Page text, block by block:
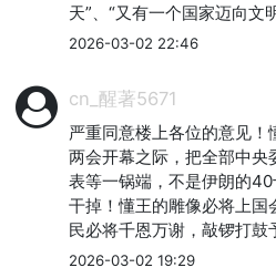
天”、“又有一个国家迈向文
2026-03-02 22:46
cn_醒著5671
严重同意楼上各位的意见
两会开幕之际，把全部中
表等一锅端，不是伊朗的
干掉！懂王的雕像必将上国
民必将千恩万谢，敲锣打鼓
2026-03-02 19:29